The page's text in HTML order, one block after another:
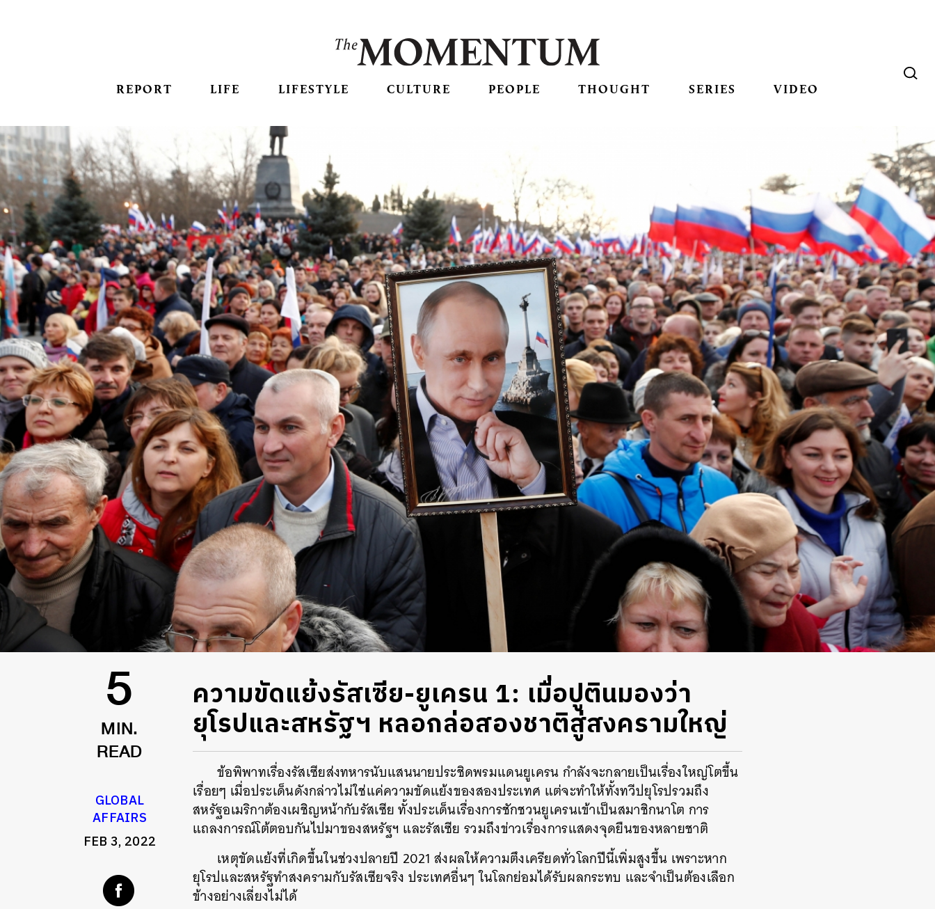
REPORT LIFE LIFESTYLE CULTURE PEOPLE THOUGHT SERIES VIDEO
5
MIN.
READ
GLOBAL
AFFAIRS
FEB 3, 2022
ความขัดแย้งรัสเซีย-ยูเครน 1: เมื่อปูตินมองว่า
ยุโรปและสหรัฐฯ หลอกล่อสองชาติสู่สงครามใหญ่
ข้อพิพาทเรื่องรัสเซียส่งทหารนับแสนนายประชิดพรมแดนยูเครน กำลังจะกลายเป็นเรื่องใหญ่โตขึ้น
เรื่อยๆ เมื่อประเด็นดังกล่าวไม่ใช่แค่ความขัดแย้งของสองประเทศ แต่จะทำให้ทั้งทวีปยุโรปรวมถึง
สหรัฐอเมริกาต้องเผชิญหน้ากับรัสเซีย ทั้งประเด็นเรื่องการชักชวนยูเครนเข้าเป็นสมาชิกนาโต การ
แถลงการณ์โต้ตอบกันไปมาของสหรัฐฯ และรัสเซีย รวมถึงข่าวเรื่องการแสดงจุดยืนของหลายชาติ
เหตุขัดแย้งที่เกิดขึ้นในช่วงปลายปี 2021 ส่งผลให้ความตึงเครียดทั่วโลกปีนี้เพิ่มสูงขึ้น เพราะหาก
ยุโรปและสหรัฐทำสงครามกับรัสเซียจริง ประเทศอื่นๆ ในโลกย่อมได้รับผลกระทบ และจำเป็นต้องเลือก
ข้างอย่างเลี่ยงไม่ได้